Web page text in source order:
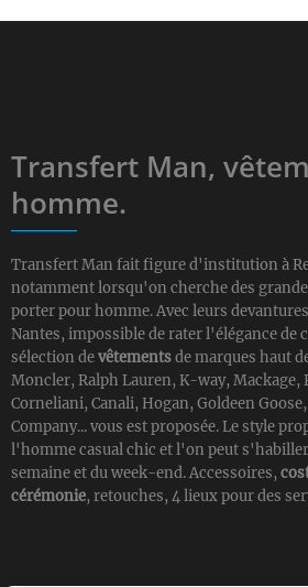
Transfert Man,
homme.
Transfert Man fait figure d'institution à
notamment lorsqu'on cherche des
porter pour homme. Avec leurs
Nantes, impossible de rater l'élégance de
sélection devêtementsde marques haut
Moncler, Ralph Lauren, K-way, Mackage,
Corneliani, Canali, Hogan, Goldeen
Company... vous est proposée. Le style
l'homme casual chic et l'on peut
semaine et du week-end. Accessoires,
cérémonie, retouches, 4 lieux pour des